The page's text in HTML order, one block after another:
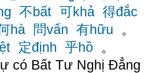
不bất 可khả 得đắc
hà 問vấn 有hữu 。
定định 乎hồ 。
có Bất Tư Nghị Đẳng